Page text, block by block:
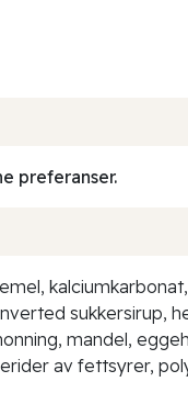
preferanser.
sukkersirup,
mandel,
av fettsyrer,